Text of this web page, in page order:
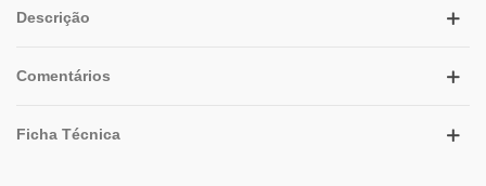
Descrição
Comentários
Ficha Técnica